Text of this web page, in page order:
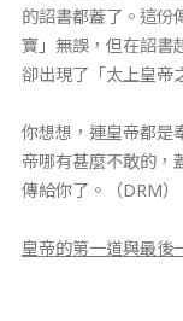
的詔書都蓋了。這份
寶」無誤，但在詔書
卻出現了「太上皇帝
你想想，連皇帝都是
帝哪有甚麼不敢的，
傳給你了。（DRM）
皇帝的第一道與最後